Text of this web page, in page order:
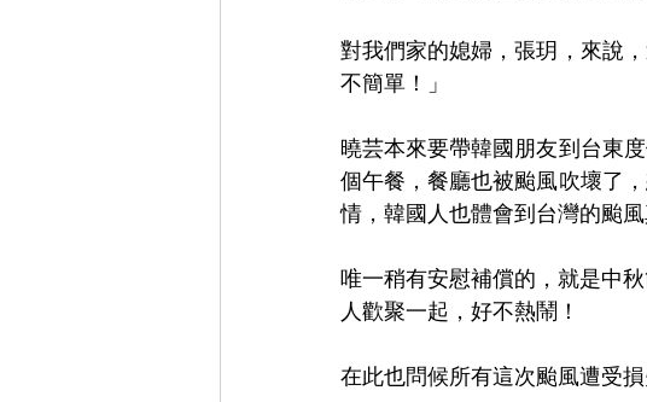
對我們家的媳婦，張玥，來說
不簡單！」
曉芸本來要帶韓國朋友到台東
個午餐，餐廳也被颱風吹壞了
情，韓國人也體會到台灣的颱風
唯一稍有安慰補償的，就是中
人歡聚一起，好不熱鬧！
在此也問候所有這次颱風遭受損